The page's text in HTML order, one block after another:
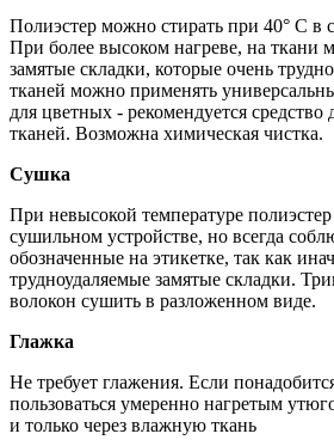
Полиэстер можно стирать при 40° С в
При более высоком нагреве, на ткани
замятые складки, которые очень
тканей можно применять
для цветных - рекомендуется средство
тканей. Возможна химическая чистка.
Сушка
При невысокой температуре
сушильном устройстве, но всегда
обозначенные на этикетке, так как
трудноудаляемые замятые складки.
волокон сушить в разложенном виде.
Глажка
Не требует глажения. Если
пользоваться умеренно нагретым
и только через влажную ткань